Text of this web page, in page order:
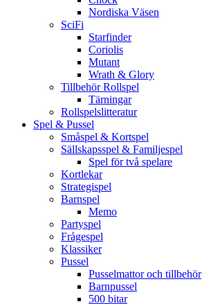
Nordiska Väsen
SciFi
Starfinder
Coriolis
Mutant
Wrath & Glory
Tillbehör Rollspel
Tärningar
Rollspelslitteratur
Spel & Pussel
Småspel & Kortspel
Sällskapsspel & Familjespel
Spel för två spelare
Kortlekar
Strategispel
Barnspel
Memo
Partyspel
Frågespel
Klassiker
Pussel
Pusselmattor och tillbehör
Barnpussel
500 bitar